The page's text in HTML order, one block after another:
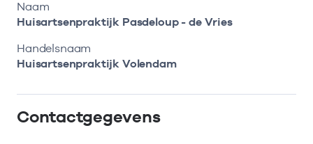
Zoeken in AGB-register
zorgaanbieder of onderneming.
Kortdurende zorg
Langdurige zorg
Gemeentezorgspiegel
Retourcodezoeker
Bekijk het aanbod
Naar hulp
Naam
Huisartsenpraktijk Pasdeloup - de Vries
Handelsnaam
Huisartsenpraktijk Volendam
Contactgegevens